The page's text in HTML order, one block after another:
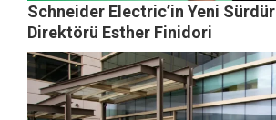
Schneider Electric’in Yeni
Direktörü Esther Finidori